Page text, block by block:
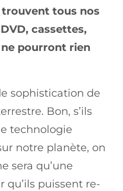
tous nos
cassettes,
ne pourront rien
sophistication de
Bon, s’ils
technologie
notre planète, on
sera qu’une
puissent re-